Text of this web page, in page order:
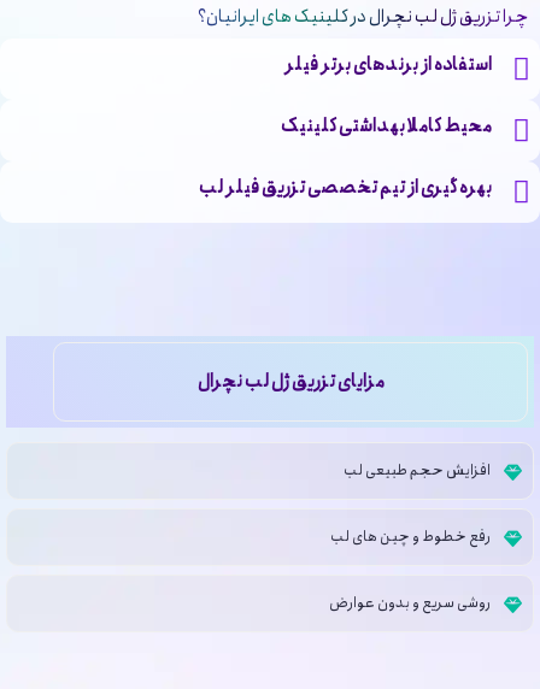
چرا تزریق ژل لب نچرال در کلینیک های ایرانیان؟
استفاده از برندهای برتر فیلر
محیط کاملا بهداشتی کلینیک
بهره گیری از تیم تخصصی تزریق فیلر لب
مزایای تزریق ژل لب نچرال
افزایش حجم طبیعی لب
رفع خطوط و چین های لب
روشی سریع و بدون عوارض